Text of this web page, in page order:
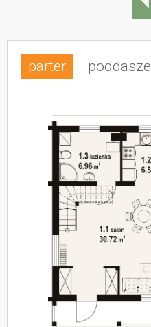
parter poddasze